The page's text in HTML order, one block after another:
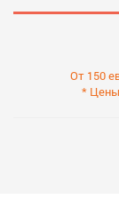
От 150
* Цены